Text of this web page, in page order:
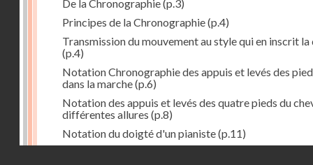
De la Chronographie(p.3)
Principes de la Chronographie(p.4)
Transmission du mouvement au style qui en inscrit la
(p.4)
Notation Chronographie des appuis et levés des
dans la marche(p.6)
Notation des appuis et levés des quatre pieds du
différentes allures (p.8)
Notation du doigté d'un pianiste(p.11)